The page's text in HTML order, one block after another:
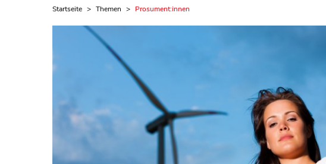
Startseite Themen Prosument:innen